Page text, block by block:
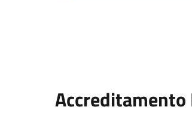
Accreditamento